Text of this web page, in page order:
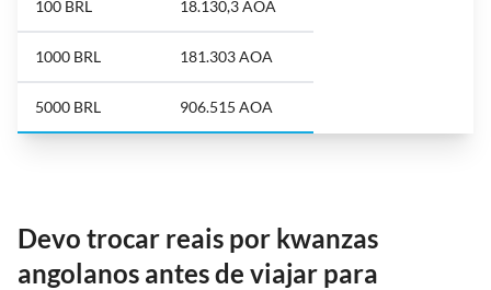
100 BRL 18.130,3 AOA
1000 BRL 181.303 AOA
5000 BRL 906.515 AOA
Devo trocar reais por kwanzas
angolanos antes de viajar para